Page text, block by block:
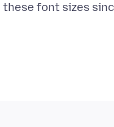
font sizes